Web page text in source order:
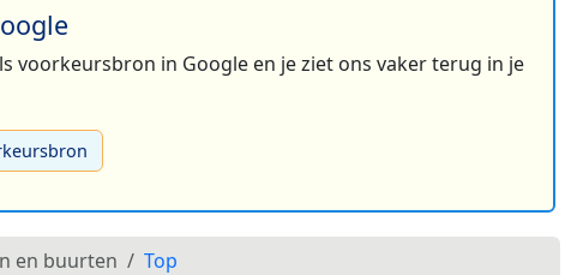
voorkeursbron in Google en je ziet ons vaker terug in je
en buurten Top